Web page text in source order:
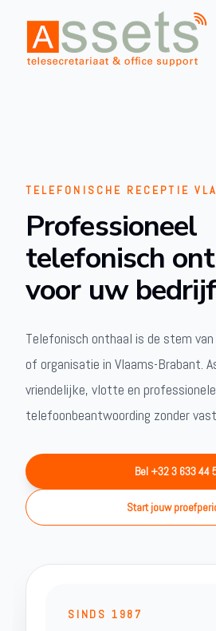
TELEFONISCHE RECEPTIE
Professioneel
telefonisch
voor uw bedrijf
Telefonisch onthaal is de stem
of organisatie in Vlaams-Brabant.
vriendelijke, vlotte en professionele
telefoonbeantwoording zonder
Bel +32 3 633 44
Start jouw
SINDS 1987